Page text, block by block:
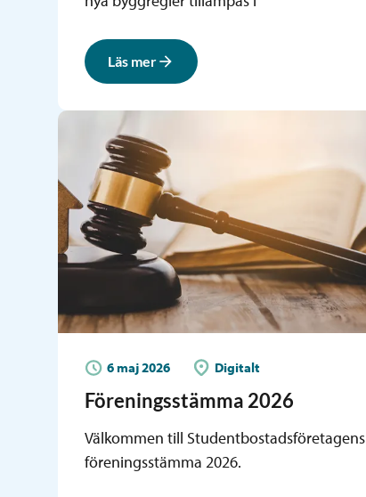
Läs mer
6 maj 2026 Digitalt
Föreningsstämma 2026
Välkommen till Studentbostadsföretagens
föreningsstämma 2026.